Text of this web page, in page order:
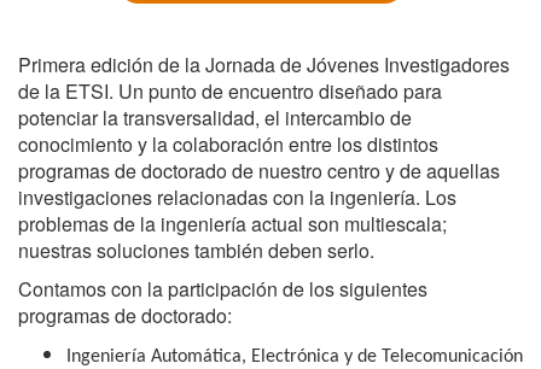
Primera edición de la Jornada de Jóvenes Investigadores
de la ETSI. Un punto de encuentro diseñado para
potenciar la transversalidad, el intercambio de
conocimiento y la colaboración entre los distintos
programas de doctorado de nuestro centro y de aquellas
investigaciones relacionadas con la ingeniería. Los
problemas de la ingeniería actual son multiescala;
nuestras soluciones también deben serlo.
Contamos con la participación de los siguientes
programas de doctorado:
Ingeniería Automática, Electrónica y de Telecomunicación